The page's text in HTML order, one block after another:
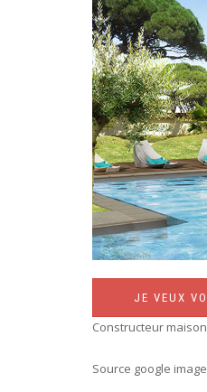
JE VEUX
Constructeur
Source google